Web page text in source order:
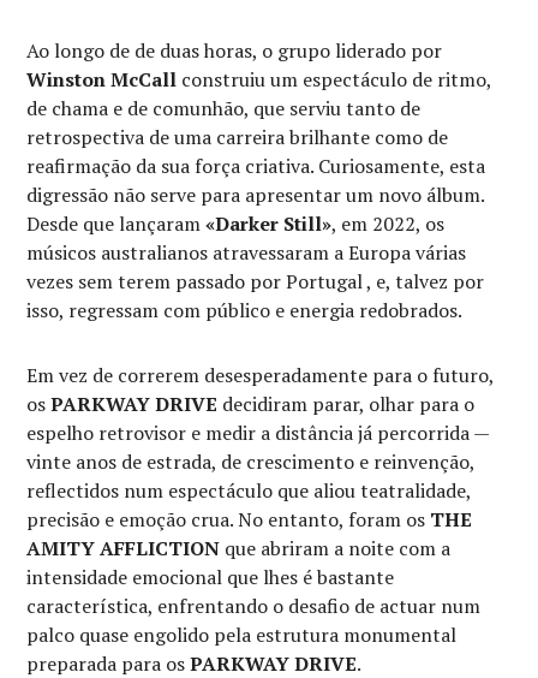
Ao longo de de duas horas, o grupo liderado por
Winston McCall construiu um espectáculo de ritmo,
de chama e de comunhão, que serviu tanto de
retrospectiva de uma carreira brilhante como de
reafirmação da sua força criativa. Curiosamente, esta
digressão não serve para apresentar um novo álbum.
Desde que lançaram«Darker Still», em 2022, os
músicos australianos atravessaram a Europa várias
vezes sem terem passado por Portugal , e, talvez por
isso, regressam com público e energia redobrados.
Em vez de correrem desesperadamente para o futuro,
osPARKWAY DRIVE decidiram parar, olhar para o
espelho retrovisor e medir a distância já percorrida —
vinte anos de estrada, de crescimento e reinvenção,
reflectidos num espectáculo que aliou teatralidade,
precisão e emoção crua. No entanto, foram os THE
AMITY AFFLICTION que abriram a noite com a
intensidade emocional que lhes é bastante
característica, enfrentando o desafio de actuar num
palco quase engolido pela estrutura monumental
preparada para osPARKWAY DRIVE.